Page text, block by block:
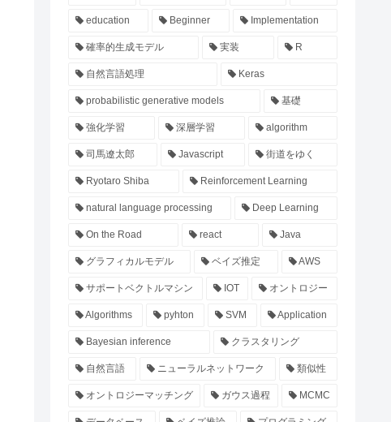
education Beginner Implementation
確率的生成モデル 実装 R
自然言語処理 Keras
probabilistic generative models 基礎
強化学習 深層学習 algorithm
司馬遼太郎 Javascript 街道をゆく
Ryotaro Shiba Reinforcement Learning
natural language processing Deep Learning
On the Road react Java
グラフィカルモデル ベイズ推定 AWS
サポートベクトルマシン IOT オントロジー
Algorithms pyhton SVM Application
Bayesian inference クラスタリング
自然言語 ニューラルネットワーク 類似性
オントロジーマッチング ガウス過程 MCMC